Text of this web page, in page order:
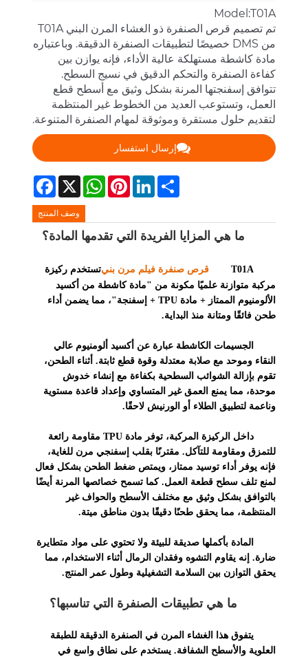
Model:T01A
تم تصميم قرص الصنفرة ذو الغشاء المرن البني T01A
من DMS خصيصًا لتطبيقات الصنفرة الدقيقة. وباعتباره
مادة كاشطة مستهلكة عالية الأداء، فإنه يوازن بين
كفاءة الصنفرة والتحكم الدقيق في نسيج السطح.
تتوافق إسفنجتها المرنة بشكل وثيق مع أسطح قطع
العمل، وتستوعب العديد من الخطوط غير المنتظمة
لتقديم حلول مستقرة وموثوقة لمهام الصنفرة المتنوعة.
إرسال استفسار
Facebook X
WhatsAppPinterestLinkedInShare
وصف المنتج
ما هي المزايا الفريدة التي تقدمها المادة؟
T01A قرص صنفرة فيلم مرن بنيتستخدم ركيزة
مركبة متوازنة علميًا مكونة من "مادة كاشطة من أكسيد
الألومنيوم الممتاز + مادة TPU + إسفنجة"، مما يضمن أداء
طحن فائقًا ومتانة منذ البداية.
الجسيمات الكاشطة عبارة عن أكسيد ألومنيوم عالي
النقاء وموحد مع صلابة معتدلة وقوة قطع ثابتة. أثناء الطحن،
تقوم بإزالة الشوائب السطحية بكفاءة مع إنشاء خدوش
موحدة، مما يمنع العمق غير المتساوي وإعداد قاعدة مستوية
وناعمة لتطبيق الطلاء أو الورنيش لاحقًا.
داخل الركيزة المركبة، توفر مادة TPU مقاومة رائعة
للتمزق ومقاومة للتآكل. مقترنًا بقلب إسفنجي مرن للغاية،
فإنه يوفر أداء توسيد ممتاز، ويمتص ضغط الطحن بشكل فعال
لمنع تلف سطح قطعة العمل. كما تسمح خصائصها المرنة أيضًا
بالتوافق بشكل وثيق مع مختلف الأسطح والحواف غير
المنتظمة، مما يحقق طحنًا دقيقًا بدون مناطق ميتة.
المادة بأكملها صديقة للبيئة ولا تحتوي على مواد متطايرة
ضارة. إنه يقاوم التشوه وفقدان الرمال أثناء الاستخدام، مما
يحقق التوازن بين السلامة التشغيلية وطول عمر المنتج.
ما هي تطبيقات الصنفرة التي تناسبها؟
يتفوق هذا الغشاء المرن في الصنفرة الدقيقة للطبقة
العلوية والأسطح الشفافة. يستخدم على نطاق واسع في